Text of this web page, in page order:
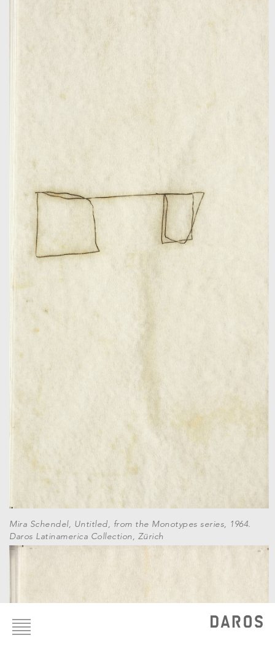
Mira Schendel, Untitled, from the Monotypes series, 1964.
Daros Latinamerica Collection, Zürich
Footer
menu